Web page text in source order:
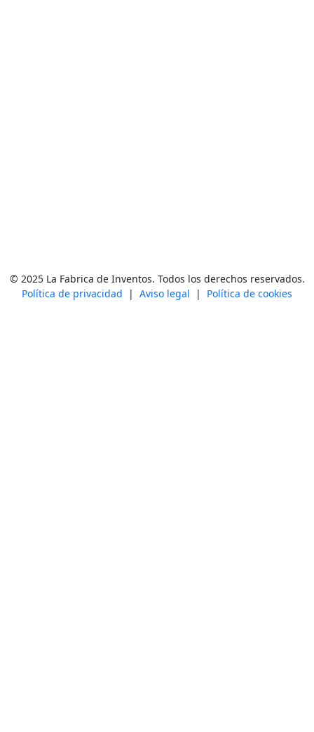
© 2025 La Fabrica de Inventos. Todos los derechos reservados.
Política de privacidad
| Aviso legal | Política de cookies